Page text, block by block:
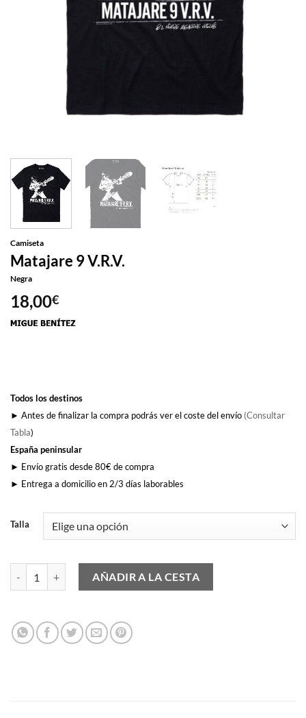
Camiseta
Matajare 9 V.R.V.
Negra
18,00€
Todos los destinos
► Antes de finalizar la compra podrás ver el coste del envío (Consultar
Tabla)
España peninsular
► Envío gratis desde 80€ de compra
► Entrega a domicilio en 2/3 días laborables
Talla
Matajare 9 V.R.V. cantidadAÑADIR A LA CESTA